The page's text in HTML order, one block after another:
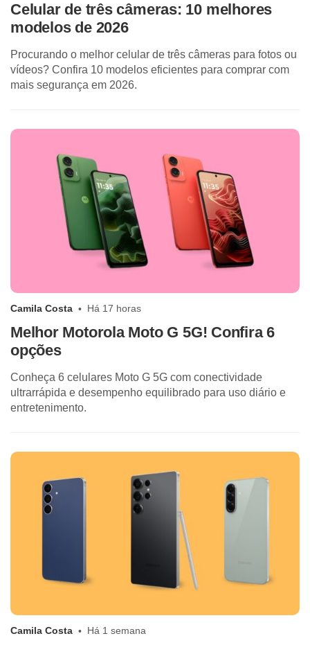
Celular de três câmeras: 10 melhores
modelos de 2026
Procurando o melhor celular de três câmeras para fotos ou
vídeos? Confira 10 modelos eficientes para comprar com
mais segurança em 2026.
Camila Costa Há 17 horas
Melhor Motorola Moto G 5G! Confira 6
opções
Conheça 6 celulares Moto G 5G com conectividade
ultrarrápida e desempenho equilibrado para uso diário e
entretenimento.
Camila Costa Há 1 semana